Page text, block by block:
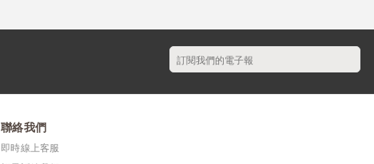
聯絡我們
即時線上客服